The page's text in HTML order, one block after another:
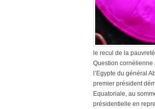
le recul de la
Question cornélienne
l’Egypte du général
premier président
Equatoriale, au
présidentielle en